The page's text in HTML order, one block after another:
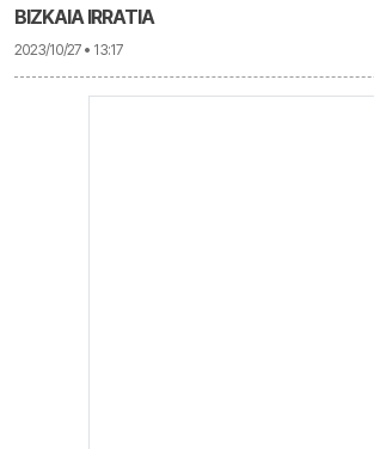
BIZKAIA IRRATIA
2023/10/27 • 13:17